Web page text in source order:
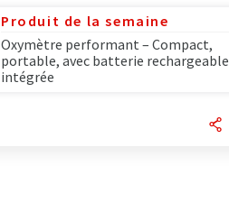
Produit de la semaine
Oxymètre performant – Compact,
portable, avec batterie rechargeable
intégrée